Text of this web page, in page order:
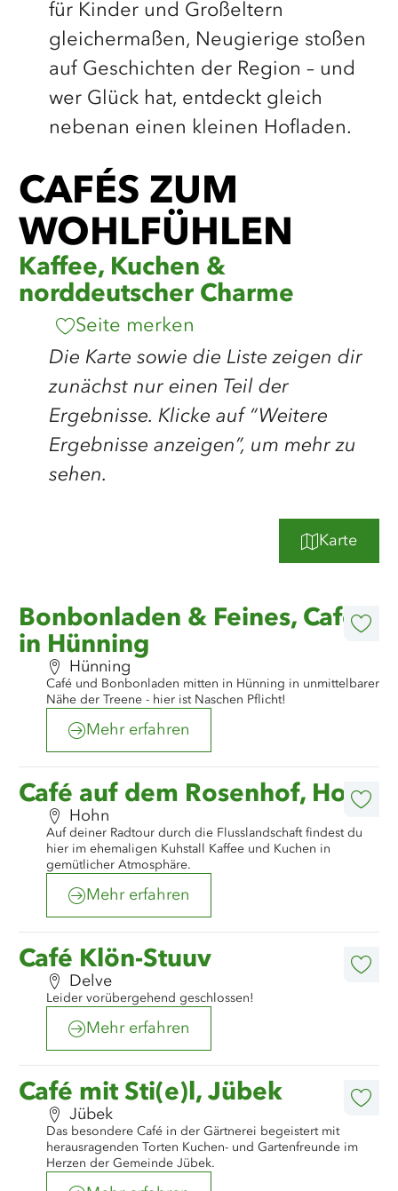
für Kinder und Großeltern
gleichermaßen, Neugierige stoßen
auf Geschichten der Region – und
wer Glück hat, entdeckt gleich
nebenan einen kleinen Hofladen.
CAFÉS ZUM
WOHLFÜHLEN
Kaffee, Kuchen &
norddeutscher Charme
Seite merken
Die Karte sowie die Liste zeigen dir
zunächst nur einen Teil der
Ergebnisse. Klicke auf “Weitere
Ergebnisse anzeigen”, um mehr zu
sehen.
Karte
Bonbonladen & Feines, Café
in Hünning
Hünning
Café und Bonbonladen mitten in Hünning in unmittelbarer
Nähe der Treene - hier ist Naschen Pflicht!
Mehr
erfahren
Mehr erfahren
Café auf dem Rosenhof, Hohn
Hohn
Auf deiner Radtour durch die Flusslandschaft findest du
hier im ehemaligen Kuhstall Kaffee und Kuchen in
gemütlicher Atmosphäre.
Mehr
erfahren
Mehr erfahren
Café Klön-Stuuv
Delve
Leider vorübergehend geschlossen!
Mehr
erfahren
Mehr erfahren
Café mit Sti(e)l, Jübek
Jübek
Das besondere Café in der Gärtnerei begeistert mit
herausragenden Torten Kuchen- und Gartenfreunde im
Herzen der Gemeinde Jübek.
Mehr
erfahren